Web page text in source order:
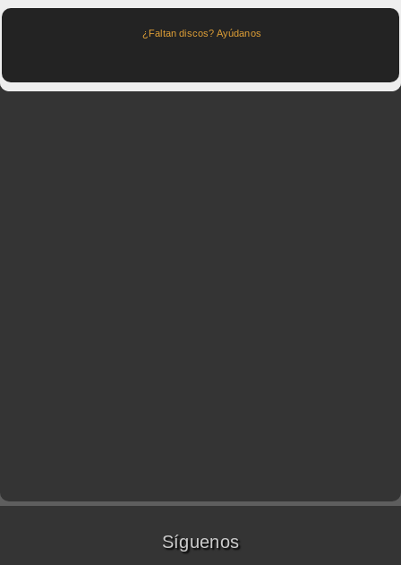
¿Faltan discos? Ayúdanos
Síguenos